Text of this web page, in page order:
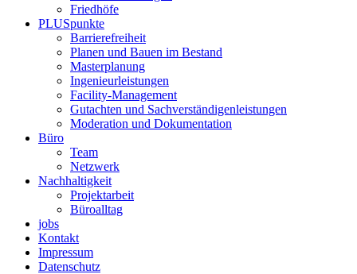
Friedhöfe
PLUSpunkte
Barrierefreiheit
Planen und Bauen im Bestand
Masterplanung
Ingenieurleistungen
Facility-Management
Gutachten und Sachverständigenleistungen
Moderation und Dokumentation
Büro
Team
Netzwerk
Nachhaltigkeit
Projektarbeit
Büroalltag
jobs
Kontakt
Impressum
Datenschutz